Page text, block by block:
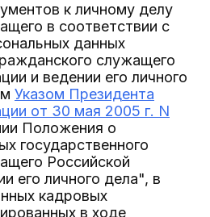
к личному делу
в соответствии с
данных
служащего
и ведении его личного
Указом Президента
от 30 мая 2005 г. N
Положения о
государственного
Российской
его личного дела", в
кадровых
в ходе